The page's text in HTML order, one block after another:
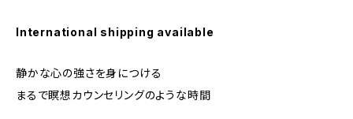
International shipping available
静かな心の強さを身につける
まるで瞑想カウンセリングのような時間